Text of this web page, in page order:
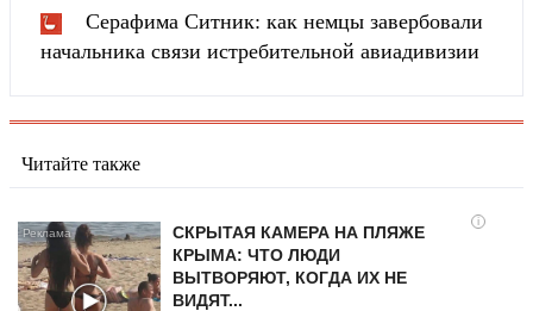
Серафима Ситник: как немцы завербовали
начальника связи истребительной авиадивизии
Читайте также
i
СКРЫТАЯ КАМЕРА НА ПЛЯЖЕ
КРЫМА: ЧТО ЛЮДИ
ВЫТВОРЯЮТ, КОГДА ИХ НЕ
ВИДЯТ...